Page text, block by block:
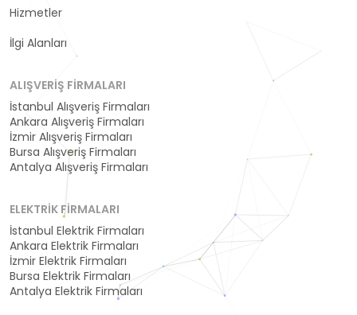
Hizmetler
İlgi Alanları
ALIŞVERIŞ FIRMALARI
İstanbul Alışveriş Firmaları
Ankara Alışveriş Firmaları
İzmir Alışveriş Firmaları
Bursa Alışveriş Firmaları
Antalya Alışveriş Firmaları
ELEKTRIK FIRMALARI
İstanbul Elektrik Firmaları
Ankara Elektrik Firmaları
İzmir Elektrik Firmaları
Bursa Elektrik Firmaları
Antalya Elektrik Firmaları